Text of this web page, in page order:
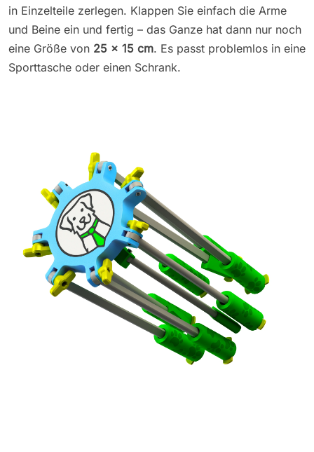
in Einzelteile zerlegen. Klappen Sie einfach die Arme
und Beine ein und fertig – das Ganze hat dann nur noch
eine Größe von 25 x 15 cm. Es passt problemlos in eine
Sporttasche oder einen Schrank.